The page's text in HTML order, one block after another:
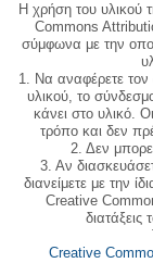
Η χρήση του υλικού
Commons
σύμφωνα με την
1. Να αναφέρετε τον
υλικού, το
κάνει στο υλικό.
τρόπο και δεν
2. Δεν
3. Αν
διανείμετε με την
Creative
διατάξεις
Creative